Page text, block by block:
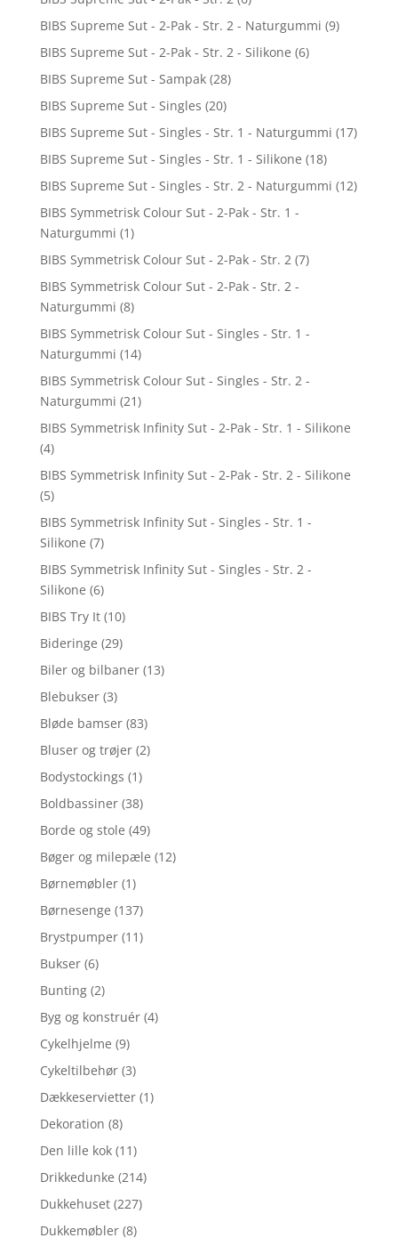
BIBS Supreme Sut - 2-Pak - Str. 2 - Naturgummi (9)
BIBS Supreme Sut - 2-Pak - Str. 2 - Silikone (6)
BIBS Supreme Sut - Sampak (28)
BIBS Supreme Sut - Singles (20)
BIBS Supreme Sut - Singles - Str. 1 - Naturgummi (17)
BIBS Supreme Sut - Singles - Str. 1 - Silikone (18)
BIBS Supreme Sut - Singles - Str. 2 - Naturgummi (12)
BIBS Symmetrisk Colour Sut - 2-Pak - Str. 1 -
Naturgummi (1)
BIBS Symmetrisk Colour Sut - 2-Pak - Str. 2 (7)
BIBS Symmetrisk Colour Sut - 2-Pak - Str. 2 -
Naturgummi (8)
BIBS Symmetrisk Colour Sut - Singles - Str. 1 -
Naturgummi (14)
BIBS Symmetrisk Colour Sut - Singles - Str. 2 -
Naturgummi (21)
BIBS Symmetrisk Infinity Sut - 2-Pak - Str. 1 - Silikone
(4)
BIBS Symmetrisk Infinity Sut - 2-Pak - Str. 2 - Silikone
(5)
BIBS Symmetrisk Infinity Sut - Singles - Str. 1 -
Silikone (7)
BIBS Symmetrisk Infinity Sut - Singles - Str. 2 -
Silikone (6)
BIBS Try It (10)
Bideringe (29)
Biler og bilbaner (13)
Blebukser (3)
Bløde bamser (83)
Bluser og trøjer (2)
Bodystockings (1)
Boldbassiner (38)
Borde og stole (49)
Bøger og milepæle (12)
Børnemøbler (1)
Børnesenge (137)
Brystpumper (11)
Bukser (6)
Bunting (2)
Byg og konstruér (4)
Cykelhjelme (9)
Cykeltilbehør (3)
Dækkeservietter (1)
Dekoration (8)
Den lille kok (11)
Drikkedunke (214)
Dukkehuset (227)
Dukkemøbler (8)